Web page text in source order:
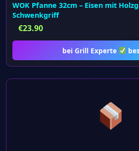
WOK Pfanne 32cm – Eisen mit
Schwenkgriff
€23.90
bei Grill Experte